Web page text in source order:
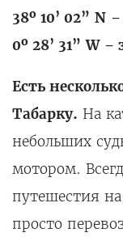
38º 10’ 02” N
0º 28’ 31” W –
Есть
Табарку. На
небольших
мотором.
путешестия
просто